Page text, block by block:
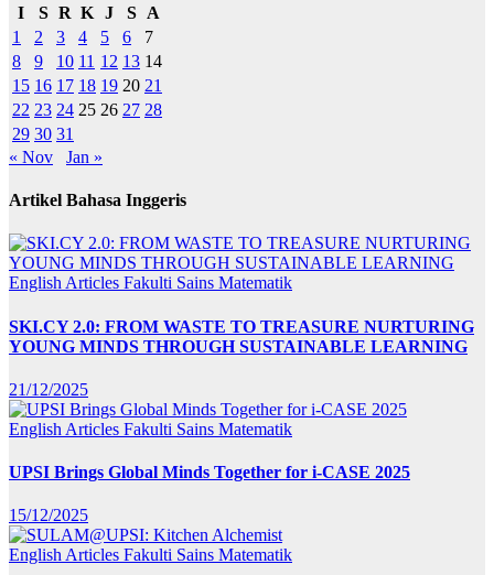
I
S R K J S
A
1
2 3 4 5 6
7
8
9 10 11 12 13 14
15 16 17 18 19 20 21
22 23 24 25 26 27 28
29 30 31
« Nov
Jan »
Artikel Bahasa Inggeris
English Articles Fakulti Sains Matematik
SKI.CY 2.0: FROM WASTE TO TREASURE NURTURING
YOUNG MINDS THROUGH SUSTAINABLE LEARNING
21/12/2025
English Articles Fakulti Sains Matematik
UPSI Brings Global Minds Together for i-CASE 2025
15/12/2025
English Articles Fakulti Sains Matematik